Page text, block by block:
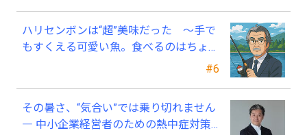
#6
ハリセンボンは“超”美味だった ～手で
もすくえる可愛い魚。食べるのはちょっ
その暑さ、“気合い”では乗り切れません
― 中小企業経営者のための熱中症対策